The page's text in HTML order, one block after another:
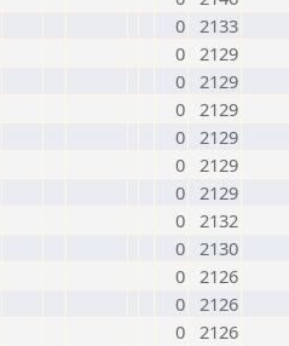
0 2133
0 2129
0 2129
0 2129
0 2129
0 2129
0 2129
0 2132
0 2130
0 2126
0 2126
0 2126